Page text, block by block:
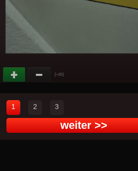
(+85)
1 2 3
weiter >>